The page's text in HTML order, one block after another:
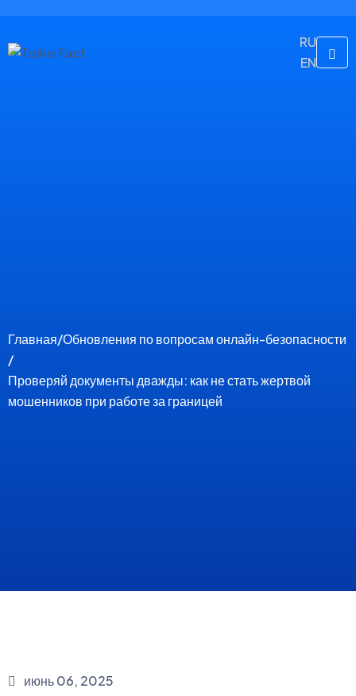
RU
EN
Главная/Обновления по вопросам онлайн-безопасности
/
Проверяй документы дважды: как не стать жертвой
мошенников при работе за границей
июнь 06, 2025